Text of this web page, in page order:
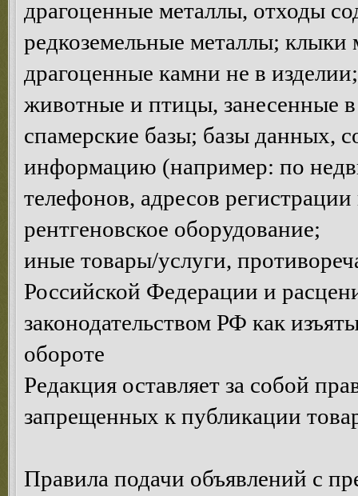
драгоценные металлы, отходы
редкоземельные металлы;
драгоценные камни не в изделии;
животные и птицы, занесенные
спамерские базы; базы данных,
информацию (например: по
телефонов, адресов
рентгеновское оборудование;
иные товары/услуги,
Российской Федерации и
законодательством РФ как
обороте
Редакция оставляет за собой
запрещенных к публикации
Правила подачи объявлений с